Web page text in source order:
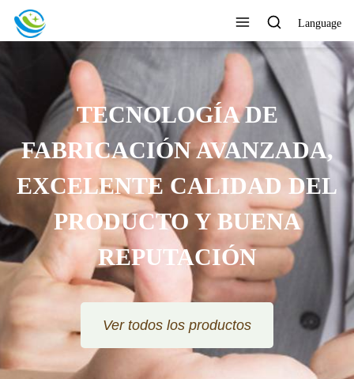
Language
TECNOLOGÍA DE
FABRICACIÓN AVANZADA,
EXCELENTE CALIDAD DEL
PRODUCTO Y BUENA
REPUTACIÓN
Ver todos los productos